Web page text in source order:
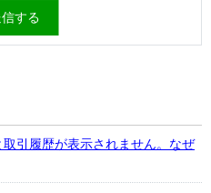
する
引履歴が表示されません。なぜ